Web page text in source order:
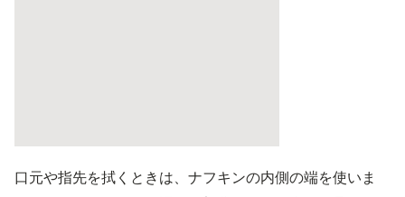
口元や指先を拭くときは、ナフキンの内側の端を使いま